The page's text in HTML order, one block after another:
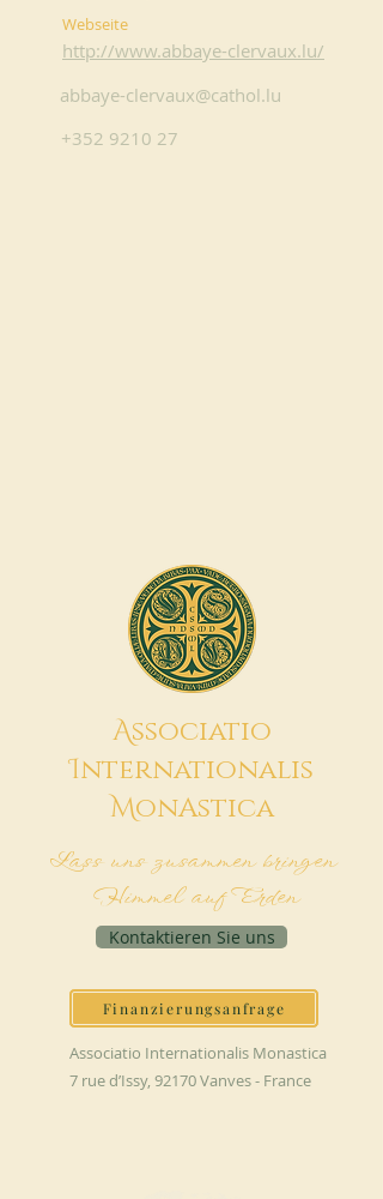
Webseite
http://www.abbaye-clervaux.lu/
abbaye-clervaux@cathol.lu
+352 9210 27
Associatio
Internationalis
MonAstica
Lass uns zusammen bringen
Himmel auf Erden
Kontaktieren Sie uns
Finanzierungsanfrage
Associatio Internationalis Monastica
7 rue d’Issy, 92170 Vanves - France